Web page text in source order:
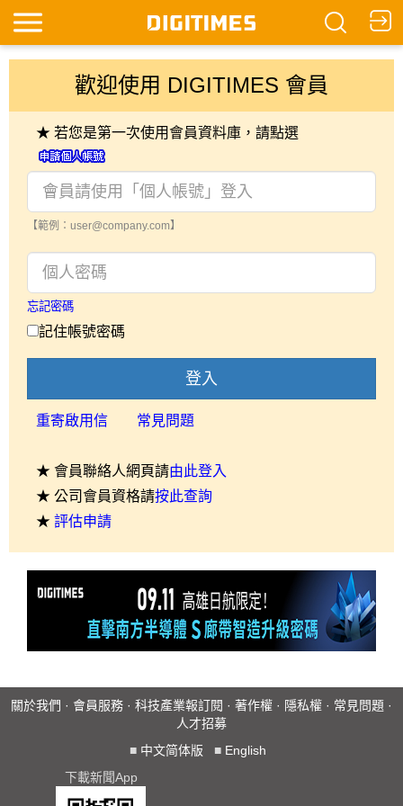
歡迎使用 DIGITIMES 會員
★ 若您是第一次使用會員資料庫，請點選
【範例：user@company.com】
忘記密碼
記住帳號密碼
登入
重寄啟用信 常見問題
★ 會員聯絡人網頁請由此登入
★ 公司會員資格請按此查詢
★ 評估申請
關於我們 · 會員服務 · 科技產業報訂閱 · 著作權 · 隱私權 · 常見問題 ·
人才招募
■ 中文简体版 ■ English
下載新聞App